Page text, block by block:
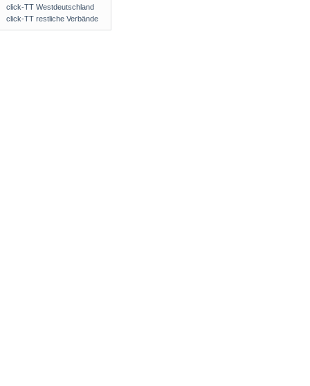
click-TT Westdeutschland
click-TT restliche Verbände